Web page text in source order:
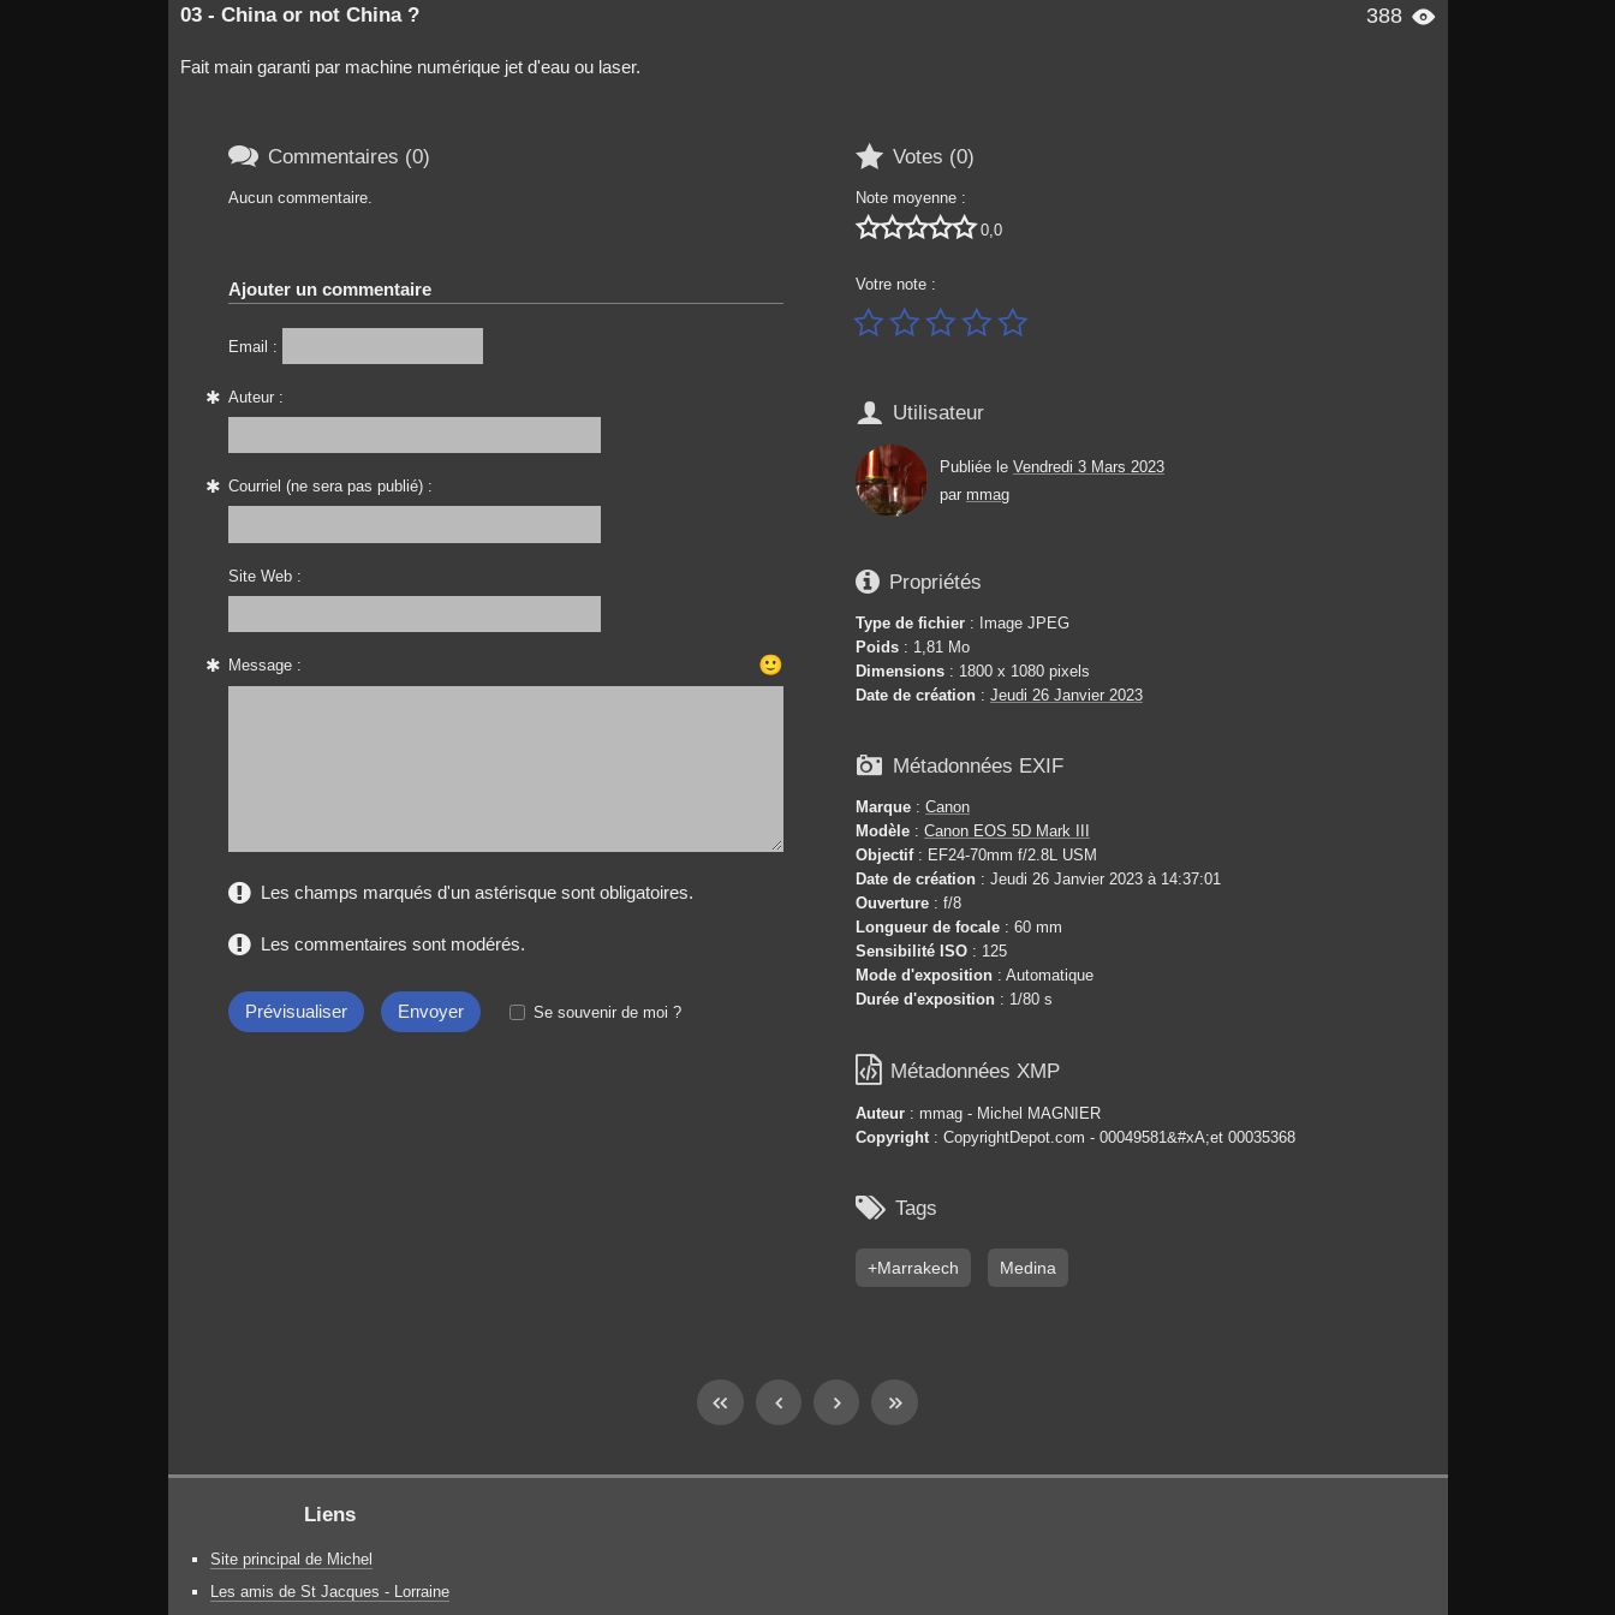
388 
03 - China or not China ?
Fait main garanti par machine numérique jet d'eau ou laser.
 Votes (0)
Note moyenne :
 0,0
Votre note :

 Utilisateur
Publiée le Vendredi 3 Mars 2023
par mmag
 Propriétés
Type de fichier : Image JPEG
Poids : 1,81 Mo
Dimensions : 1800 x 1080 pixels
Date de création : Jeudi 26 Janvier 2023
 Métadonnées EXIF
Marque : Canon
Modèle : Canon EOS 5D Mark III
Objectif: EF24-70mm f/2.8L USM
Date de création : Jeudi 26 Janvier 2023 à 14:37:01
Ouverture : f/8
Longueur de focale : 60 mm
Sensibilité ISO : 125
Mode d'exposition : Automatique
Durée d'exposition : 1/80 s
 Métadonnées XMP
Auteur : mmag - Michel MAGNIER
Copyright: CopyrightDepot.com - 00049581&#xA;et 00035368
 Tags
+Marrakech Medina
 Commentaires (0)
Aucun commentaire.
Ajouter un commentaire
Email :
Auteur :
Courriel (ne sera pas publié) :
Site Web :
Message : 🙂
Les champs marqués d'un astérisque sont obligatoires.
Les commentaires sont modérés.
Se souvenir de moi ?
Liens
Site principal de Michel
Les amis de St Jacques - Lorraine